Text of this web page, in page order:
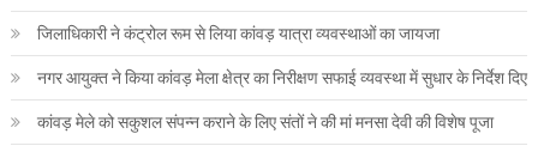
जिलाधिकारी ने कंट्रोल रूम से लिया कांवड़ यात्रा व्यवस्थाओं का जायजा
नगर आयुक्त ने किया कांवड़ मेला क्षेत्र का निरीक्षण सफाई व्यवस्था में सुधार के निर्देश दिए
कांवड़ मेले को सकुशल संपन्न कराने के लिए संतों ने की मां मनसा देवी की विशेष पूजा